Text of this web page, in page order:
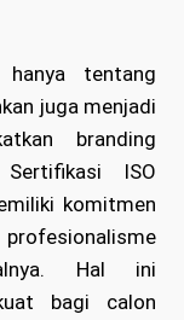
hanya tentang
juga menjadi
branding
ISO
komitmen
Hal ini
bagi calon